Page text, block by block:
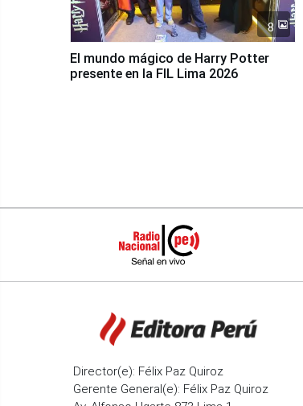
8
El mundo mágico de Harry Potter
presente en la FIL Lima 2026
Director(e): Félix Paz Quiroz
Gerente General(e): Félix Paz Quiroz